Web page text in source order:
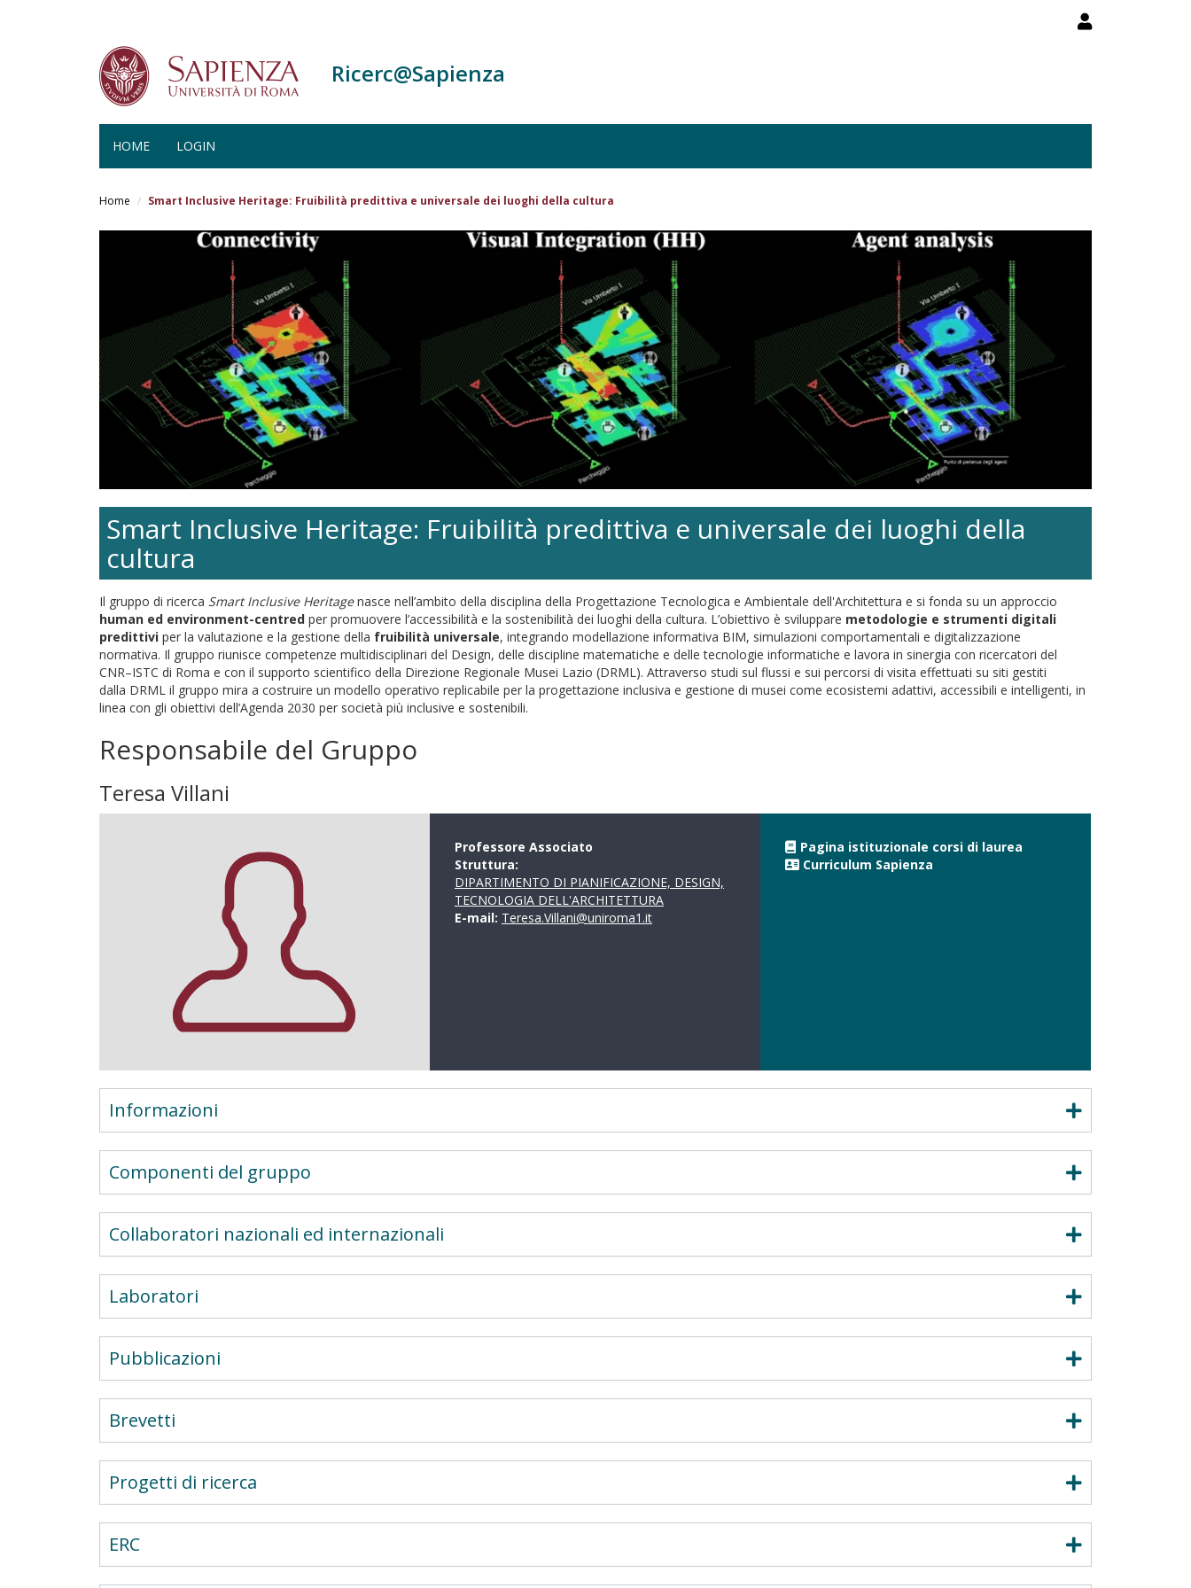
Ricerc@Sapienza
HOME LOGIN
Home Smart Inclusive Heritage: Fruibilità predittiva e universale dei luoghi della cultura
Smart Inclusive Heritage: Fruibilità predittiva e universale dei luoghi della
cultura
Il gruppo di ricerca Smart Inclusive Heritagenasce nell’ambito della disciplina della Progettazione Tecnologica e Ambientale dell'Architettura e si fonda su un approccio
human ed environment-centred per promuovere l’accessibilità e la sostenibilità dei luoghi della cultura. L’obiettivo è sviluppare metodologie e strumenti digitali
predittivi per la valutazione e la gestione della fruibilità universale, integrando modellazione informativa BIM, simulazioni comportamentali e digitalizzazione
normativa. Il gruppo riunisce competenze multidisciplinari del Design, delle discipline matematiche e delle tecnologie informatiche e lavora in sinergia con ricercatori del
CNR–ISTC di Roma e con il supporto scientifico della Direzione Regionale Musei Lazio (DRML). Attraverso studi sul flussi e sui percorsi di visita effettuati su siti gestiti
dalla DRML il gruppo mira a costruire un modello operativo replicabile per la progettazione inclusiva e gestione di musei come ecosistemi adattivi, accessibili e intelligenti, in
linea con gli obiettivi dell’Agenda 2030 per società più inclusive e sostenibili.
Responsabile del Gruppo
Teresa Villani
Professore Associato
Struttura:
DIPARTIMENTO DI PIANIFICAZIONE, DESIGN,
TECNOLOGIA DELL'ARCHITETTURA
E-mail: Teresa.Villani@uniroma1.it
Pagina istituzionale corsi di laurea
Curriculum Sapienza
Informazioni
Componenti del gruppo
Collaboratori nazionali ed internazionali
Laboratori
Pubblicazioni
Brevetti
Progetti di ricerca
ERC